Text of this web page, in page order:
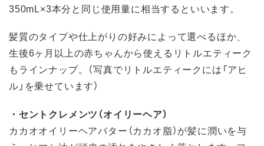
350mL×3本分と同じ使用量に相当するといいます。
髪質のタイプや仕上がりの好みによって選べるほか、
生後6ヶ月以上の赤ちゃんから使えるリトルエティーク
もラインナップ。（写真でリトルエティークには「アヒ
ル」を乗せています）
・セントクレメンツ（オイリーヘア）
カカオオイリーヘアバター（カカオ脂）が髪に潤いを与